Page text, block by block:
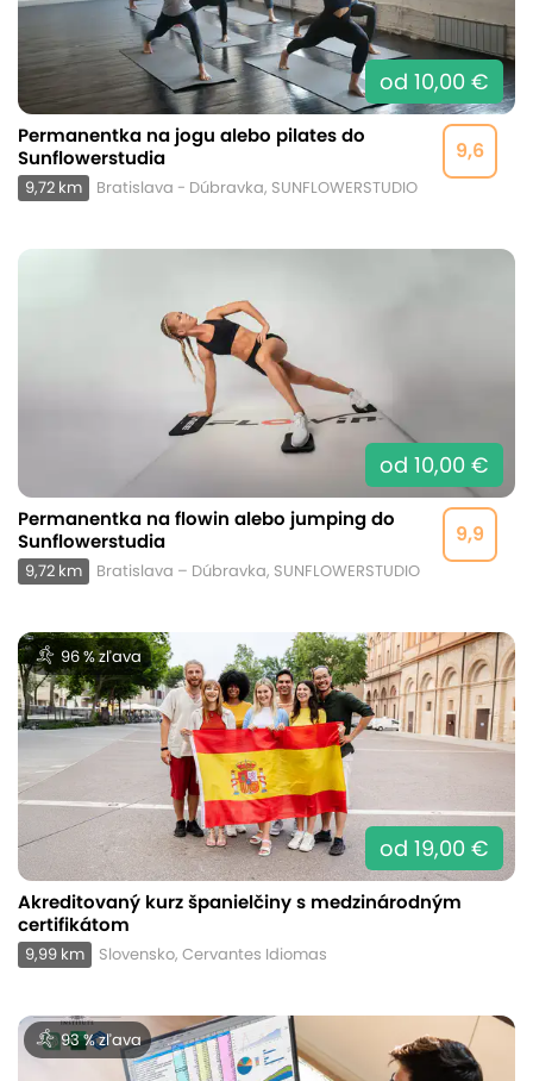
od 10,00 €
9,6
Permanentka na jogu alebo pilates do
Sunflowerstudia
9,72 km Bratislava - Dúbravka, SUNFLOWERSTUDIO
od 10,00 €
9,9
Permanentka na flowin alebo jumping do
Sunflowerstudia
9,72 km Bratislava – Dúbravka, SUNFLOWERSTUDIO
96 % zľava
od 19,00 €
Akreditovaný kurz španielčiny s medzinárodným
certifikátom
9,99 km Slovensko, Cervantes Idiomas
93 % zľava